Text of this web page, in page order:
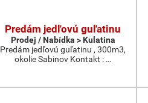
Predám jedľovú guľatinu
Prodej / Nabídka > Kulatina
Predám jedľovú guľatinu , 300m3,
okolie Sabinov Kontakt : …